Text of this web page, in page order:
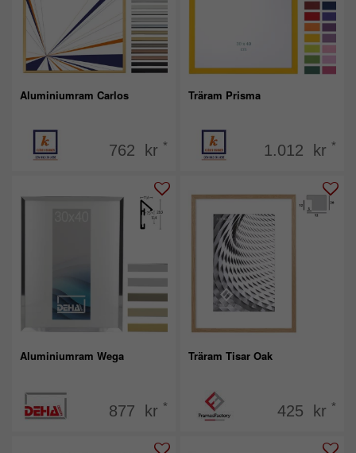
Aluminiumram Carlos
762 kr *
Träram Prisma
1.012 kr *
Aluminiumram Wega
877 kr *
Träram Tisar Oak
425 kr *